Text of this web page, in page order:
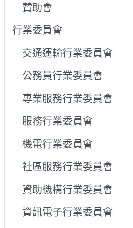
贊助會
行業委員會
交通運輸行業委員會
公務員行業委員會
專業服務行業委員會
服務行業委員會
機電行業委員會
社區服務行業委員會
資助機構行業委員會
資訊電子行業委員會